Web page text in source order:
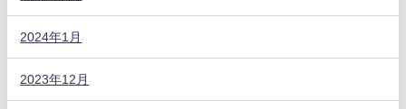
2024年1月
2023年12月